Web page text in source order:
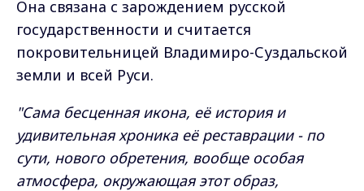
Она связана с зарождением русской
государственности и считается
покровительницей Владимиро-Суздальской
земли и всей Руси.
"Сама бесценная икона, её история и
удивительная хроника её реставрации - по
сути, нового обретения, вообще особая
атмосфера, окружающая этот образ,